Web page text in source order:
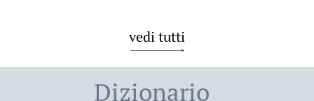
vedi tutti
Dizionario